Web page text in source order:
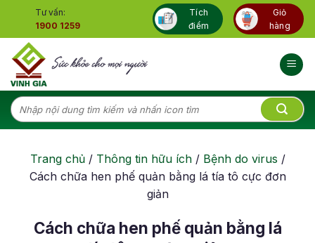
content
Tư vấn:
1900 1259
Tích
điểm
Giỏ
hàng
Tìm
kiếm:
Trang chủ/ Thông tin hữu ích/ Bệnh do virus /
Cách chữa hen phế quản bằng lá tía tô cực đơn
giản
Cách chữa hen phế quản bằng lá